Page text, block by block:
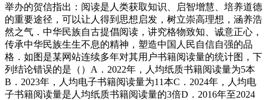
举办的贺信指出：阅读是人类获取知识、启智增慧、培养道德
的重要途径，可以让人得到思想启发，树立崇高理想，涵养浩
然之气．中华民族自古提倡阅读，讲究格物致知、诚意正心，
传承中华民族生生不息的精神，塑造中国人民自信自强的品
格．如图是某网站连续多年对其用户书籍阅读量的统计图，下
列结论错误的是（）A．2022年，人均纸质书籍阅读量为5本
B．2023年，人均电子书籍阅读量为11本C．2024年，人均电
子书籍阅读量是人均纸质书籍阅读量的3倍D．2016年至2024